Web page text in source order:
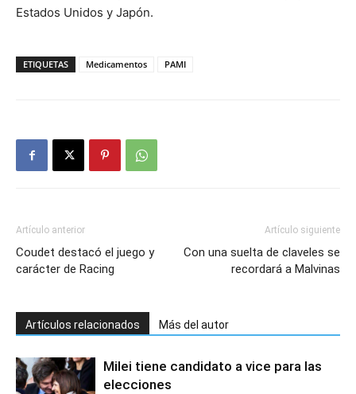
Estados Unidos y Japón.
ETIQUETAS Medicamentos PAMI
Artículo anterior
Coudet destacó el juego y
carácter de Racing
Artículo siguiente
Con una suelta de claveles se
recordará a Malvinas
Artículos relacionados Más del autor
Milei tiene candidato a vice para las
elecciones